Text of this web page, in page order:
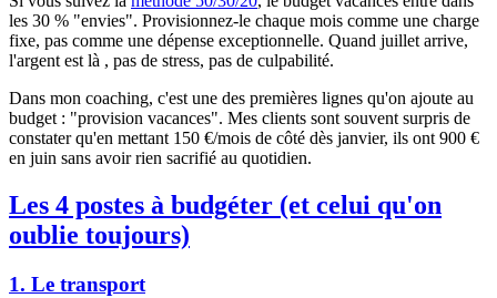
les 30 % "envies". Provisionnez-le chaque mois comme une charge
fixe, pas comme une dépense exceptionnelle. Quand juillet arrive,
l'argent est là , pas de stress, pas de culpabilité.
Dans mon coaching, c'est une des premières lignes qu'on ajoute au
budget : "provision vacances". Mes clients sont souvent surpris de
constater qu'en mettant 150 €/mois de côté dès janvier, ils ont 900 €
en juin sans avoir rien sacrifié au quotidien.
Les 4 postes à budgéter (et celui qu'on
oublie toujours)
1. Le transport